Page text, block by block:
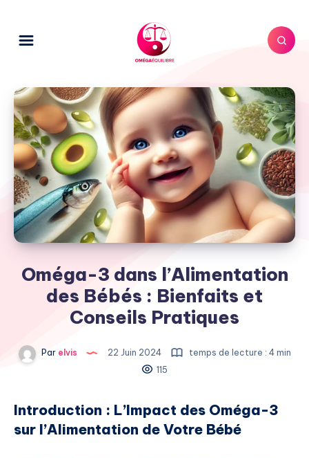
Oméga-3 dans l’Alimentation
des Bébés : Bienfaits et
Conseils Pratiques
Parelvis 22 Juin 2024
temps de lecture : 4 min
115
Introduction : L’Impact des Oméga-3
sur l’Alimentation de Votre Bébé